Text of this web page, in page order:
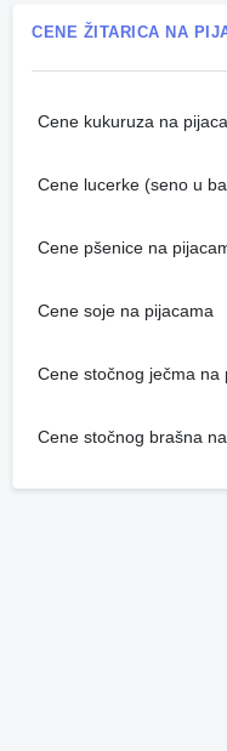
CENE ŽITARICA NA
Cene kukuruza na
Cene lucerke (seno u
Cene pšenice na
Cene soje na pijacama
Cene stočnog ječma na
Cene stočnog brašna